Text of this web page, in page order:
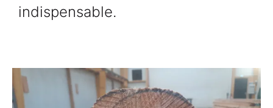
indispensable.